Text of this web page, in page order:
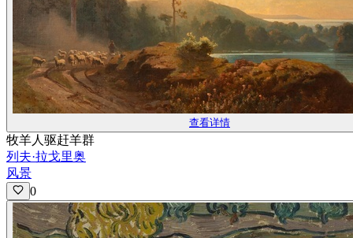
查看详情
牧羊人驱赶羊群
列夫·拉戈里奥
风景
0